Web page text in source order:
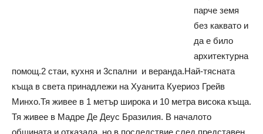
парче земя
без каквато и
да е било
архитектурна
помощ.2 стаи, кухня и 3спални и веранда.Най-тясната
къща в света принадлежи на Хуанита Куериоз Грейв
Минхо.Тя живее в 1 метър широка и 10 метра висока къща.
Тя живее в Мадре Де Деус Бразилия. В началото
общината и отказала, но в последствие след представен